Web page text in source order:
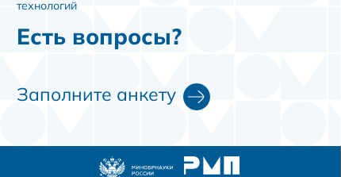
технологий
Есть вопросы?
Заполните анкету